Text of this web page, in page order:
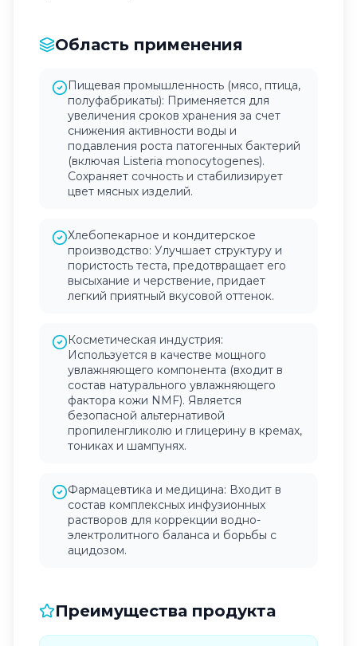
Область применения
Пищевая промышленность (мясо, птица,
полуфабрикаты): Применяется для
увеличения сроков хранения за счет
снижения активности воды и
подавления роста патогенных бактерий
(включая Listeria monocytogenes).
Сохраняет сочность и стабилизирует
цвет мясных изделий.
Хлебопекарное и кондитерское
производство: Улучшает структуру и
пористость теста, предотвращает его
высыхание и черствение, придает
легкий приятный вкусовой оттенок.
Косметическая индустрия:
Используется в качестве мощного
увлажняющего компонента (входит в
состав натурального увлажняющего
фактора кожи NMF). Является
безопасной альтернативой
пропиленгликолю и глицерину в кремах,
тониках и шампунях.
Фармацевтика и медицина: Входит в
состав комплексных инфузионных
растворов для коррекции водно-
электролитного баланса и борьбы с
ацидозом.
Преимущества продукта